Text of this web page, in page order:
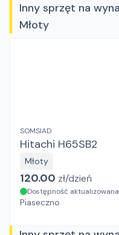
Inny sprzęt na
Młoty
SOMSIAD
Hitachi H65SB2
Młoty
120.00 zł/dzień
Dostępność
Piaseczno